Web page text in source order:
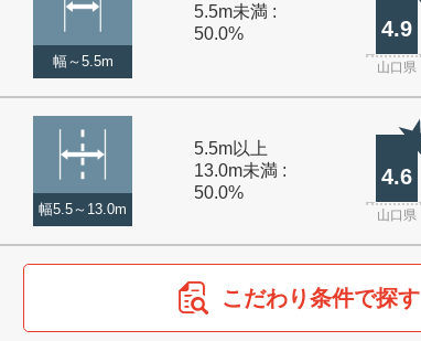
幅～5.5m
5.5m未満 :
50.0%
4.9
山口県
幅5.5～13.0m
5.5m以上
13.0m未満 :
50.0%
4.6
山口県
こだわり条件で探す